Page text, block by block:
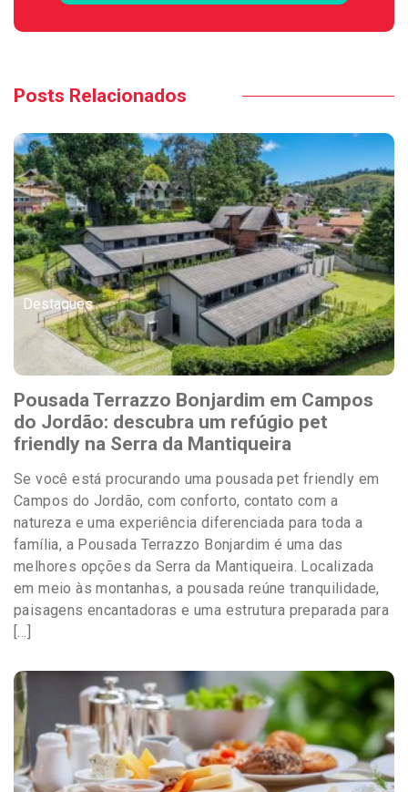
Posts Relacionados
Destaques
Pousada Terrazzo Bonjardim em Campos
do Jordão: descubra um refúgio pet
friendly na Serra da Mantiqueira
Se você está procurando uma pousada pet friendly em
Campos do Jordão, com conforto, contato com a
natureza e uma experiência diferenciada para toda a
família, a Pousada Terrazzo Bonjardim é uma das
melhores opções da Serra da Mantiqueira. Localizada
em meio às montanhas, a pousada reúne tranquilidade,
paisagens encantadoras e uma estrutura preparada para
[…]